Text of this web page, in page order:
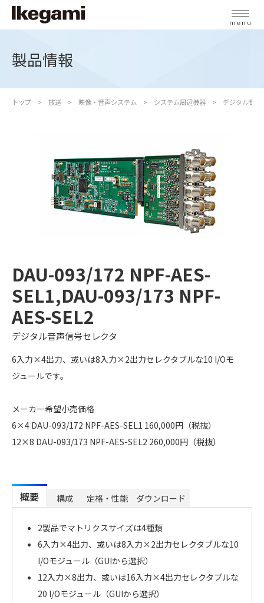
menu
製品情報
トップ 放送 映像・音声システム システム周辺機器 デジタル音
DAU-093/172 NPF-AES-
SEL1,DAU-093/173 NPF-
AES-SEL2
デジタル音声信号セレクタ
6入力×4出力、或いは8入力×2出力セレクタブルな10 I/Oモ
ジュールです。
メーカー希望小売価格
6×4 DAU-093/172 NPF-AES-SEL1 160,000円（税抜）
12×8 DAU-093/173 NPF-AES-SEL2 260,000円（税抜）
概要 構成 定格・性能 ダウンロード
2製品でマトリクスサイズは4種類
6入力×4出力、或いは8入力×2出力セレクタブルな10
I/Oモジュール（GUIから選択）
12入力×8出力、或いは16入力×4出力セレクタブルな
20 I/Oモジュール（GUIから選択）